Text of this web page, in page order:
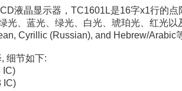
液晶显示器， TC1601L是16字x1行的点
光、蓝光、绿光、白光、琥珀光、红光以
Cyrillic (Russian), and Hebrew/Arabic
, 细节如下:
IC)
IC)